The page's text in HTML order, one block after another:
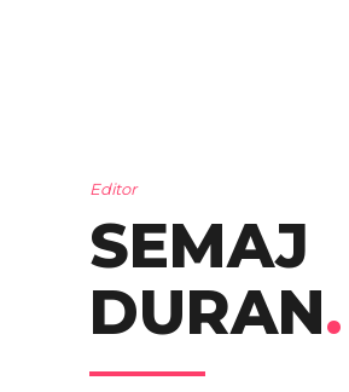
Editor
SEMAJ
DURAN.